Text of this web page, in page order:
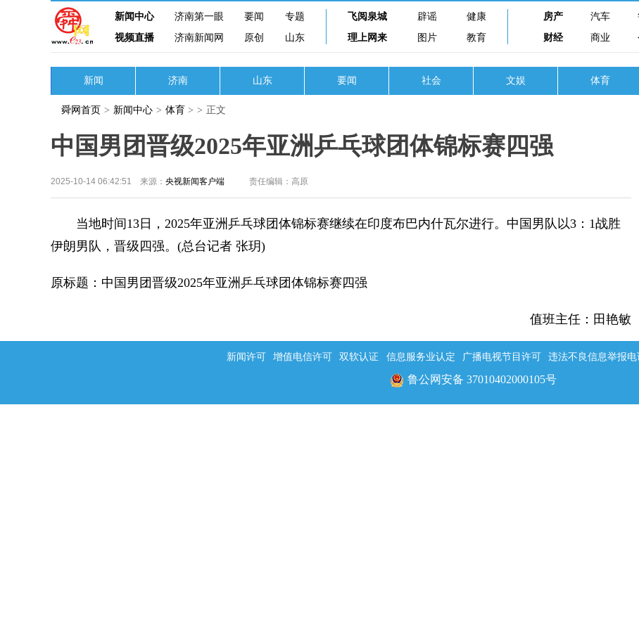
新闻中心 济南第一眼 要闻
专题
视频直播
济南新闻网 原创 山东
飞阅泉城 辟谣
健康
理上网来
图片 教育
房产 汽车
财经
商业
新闻 济南 山东 要闻 社会 文娱 体育
舜网首页 > 新闻中心 > 体育 > > 正文
中国男团晋级2025年亚洲乒乓球团体锦标赛四强
2025-10-14 06:42:51 来源： 央视新闻客户端 责任编辑：高原
当地时间13日，2025年亚洲乒乓球团体锦标赛继续在印度布巴内什瓦尔进行。中国男队以3：1战胜
伊朗男队，晋级四强。(总台记者 张玥)
原标题：中国男团晋级2025年亚洲乒乓球团体锦标赛四强
值班主任：田艳敏
新闻许可 增值电信许可 双软认证 信息服务业认定 广播电视节目许可 违法不良信息举报电
鲁公网安备 37010402000105号